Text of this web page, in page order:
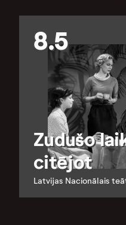
8.5
Zudušo
citējot
Latvijas Nacionālais